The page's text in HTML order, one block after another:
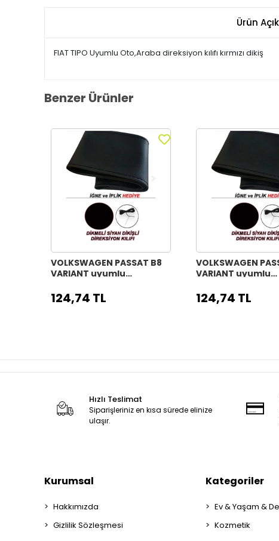
Ürün
FIAT TIPO Uyumlu Oto,Araba direksiyon kılıfı kırmızı dikiş
Benzer Ürünler
VOLKSWAGEN PASSAT B8
VARIANT uyumlu
direksiyon kılıfı siyah dikiş
124,74 TL
VOLKSWAGEN
VARIANT uyumlu
direksiyon kılıfı
124,74 TL
Hızlı Teslimat
Siparişleriniz en kısa sürede elinize
ulaşır.
Kurumsal
Hakkımızda
Gizlilik Sözleşmesi
Kategoriler
Ev & Yaşam &
Kozmetik